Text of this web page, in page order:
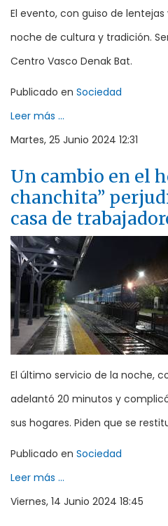
El evento, con guiso de
noche de cultura y tradición.
Centro Vasco Denak Bat.
Publicado en Sociedad
Leer más ...
Martes, 25 Junio 2024 12:31
Un cambio en el
chanchita”
casa de
El último servicio de la noche,
adelantó 20 minutos y
sus hogares. Piden que se
Publicado en Sociedad
Leer más ...
Viernes, 14 Junio 2024 18:45